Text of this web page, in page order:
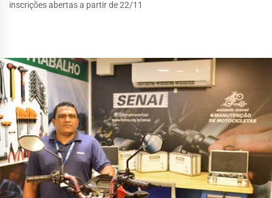
inscrições abertas a partir de 22/11